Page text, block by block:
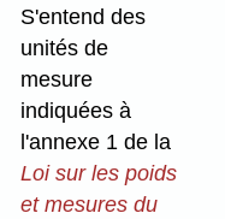
S'entend des
unités de
mesure
indiquées à
l'annexe 1 de la
Loi sur les poids
et mesures du